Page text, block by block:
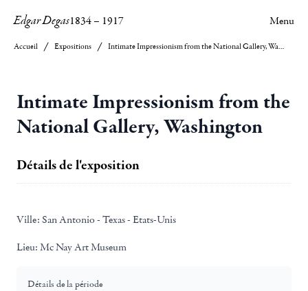
Edgar Degas1834– 1917 Menu
Accueil Expositions Intimate Impressionism from the National Gallery, Washington
Intimate Impressionism from the
National Gallery, Washington
Détails de l'exposition
Ville: San Antonio - Texas - Etats-Unis
Lieu: Mc Nay Art Museum
Détails de la période